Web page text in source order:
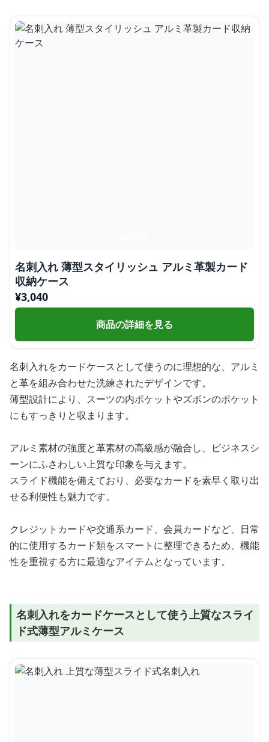
名刺入れ 薄型スタイリッシュ アルミ革製カード
収納ケース
¥3,040
商品の詳細を見る
名刺入れをカードケースとして使うのに理想的な、アルミ
と革を組み合わせた洗練されたデザインです。
薄型設計により、スーツの内ポケットやズボンのポケット
にもすっきりと収まります。
アルミ素材の強度と革素材の高級感が融合し、ビジネスシ
ーンにふさわしい上質な印象を与えます。
スライド機能を備えており、必要なカードを素早く取り出
せる利便性も魅力です。
クレジットカードや交通系カード、会員カードなど、日常
的に使用するカード類をスマートに整理できるため、機能
性を重視する方に最適なアイテムとなっています。
名刺入れをカードケースとして使う上質なスライ
ド式薄型アルミケース